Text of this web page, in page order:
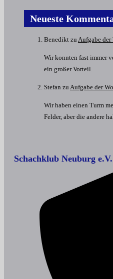
Neueste
Benedikt zu Aufgabe der
Wir konnten fast immer
ein großer Vorteil.
Stefan zu Aufgabe der
Wir haben einen Turm
Felder, aber die andere
Schachklub Neuburg e.V.